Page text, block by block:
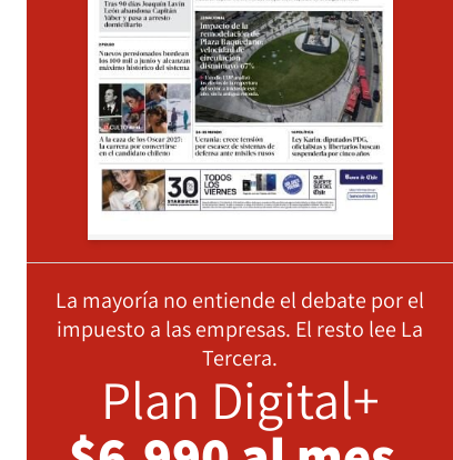
La mayoría no entiende el debate por el
impuesto a las empresas. El resto lee La
Tercera.
Plan Digital+